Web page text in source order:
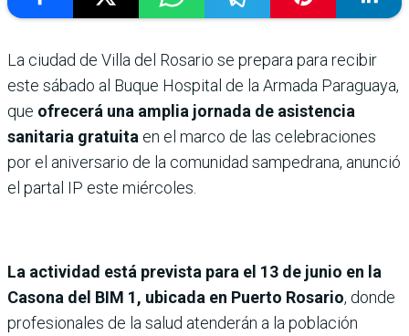
La ciudad de Villa del Rosario se prepara para recibir
este sábado al Buque Hospital de la Armada Paraguaya,
que ofrecerá una amplia jornada de asistencia
sanitaria gratuita en el marco de las celebraciones
por el aniversario de la comunidad sampedrana, anunció
el partal IP este miércoles.
La actividad está prevista para el 13 de junio en la
Casona del BIM 1, ubicada en Puerto Rosario, donde
profesionales de la salud atenderán a la población